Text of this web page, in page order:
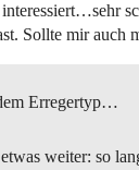
Sollte mir auch
Erregertyp…
weiter: so